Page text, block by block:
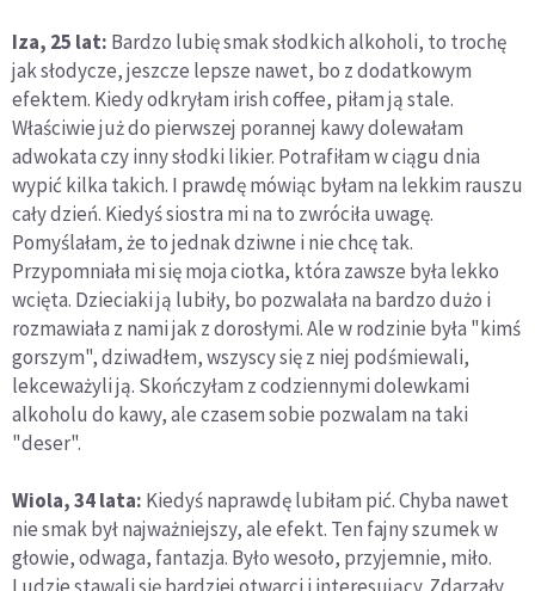
Iza, 25 lat: Bardzo lubię smak słodkich alkoholi, to trochę
jak słodycze, jeszcze lepsze nawet, bo z dodatkowym
efektem. Kiedy odkryłam irish coffee, piłam ją stale.
Właściwie już do pierwszej porannej kawy dolewałam
adwokata czy inny słodki likier. Potrafiłam w ciągu dnia
wypić kilka takich. I prawdę mówiąc byłam na lekkim rauszu
cały dzień. Kiedyś siostra mi na to zwróciła uwagę.
Pomyślałam, że to jednak dziwne i nie chcę tak.
Przypomniała mi się moja ciotka, która zawsze była lekko
wcięta. Dzieciaki ją lubiły, bo pozwalała na bardzo dużo i
rozmawiała z nami jak z dorosłymi. Ale w rodzinie była "kimś
gorszym", dziwadłem, wszyscy się z niej podśmiewali,
lekceważyli ją. Skończyłam z codziennymi dolewkami
alkoholu do kawy, ale czasem sobie pozwalam na taki
"deser".
Wiola, 34 lata: Kiedyś naprawdę lubiłam pić. Chyba nawet
nie smak był najważniejszy, ale efekt. Ten fajny szumek w
głowie, odwaga, fantazja. Było wesoło, przyjemnie, miło.